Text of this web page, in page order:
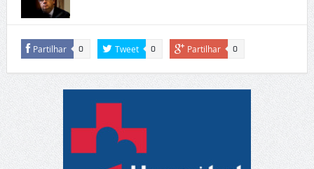
Partilhar 0 Tweet 0 Partilhar 0